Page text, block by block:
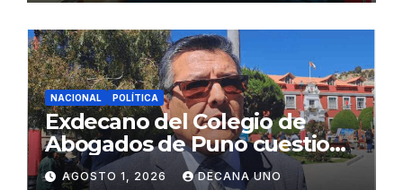
NACIONAL POLÍTICA
Exdecano del Colegio de
Abogados de Puno cuestiona
propuestas sobre seguridad
AGOSTO 1, 2026 DECANA UNO